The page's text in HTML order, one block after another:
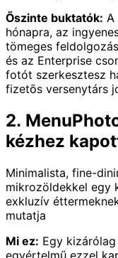
Őszinte buktatók: A
hónapra, az
tömeges
és az Enterprise
fotót szerkesztesz
fizetős versenytárs
2.
kézhez
Minimalista, fine-
mikrozöldekkel egy
exkluzív
mutatja
Mi ez: Egy
egyértelmű ezzel